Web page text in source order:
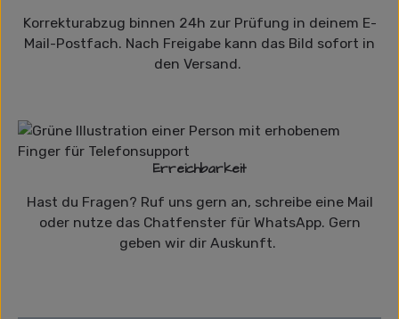
Korrekturabzug binnen 24h zur Prüfung in deinem E-
Mail-Postfach. Nach Freigabe kann das Bild sofort in
den Versand.
Erreichbarkeit
Hast du Fragen? Ruf uns gern an, schreibe eine Mail
oder nutze das Chatfenster für WhatsApp. Gern
geben wir dir Auskunft.